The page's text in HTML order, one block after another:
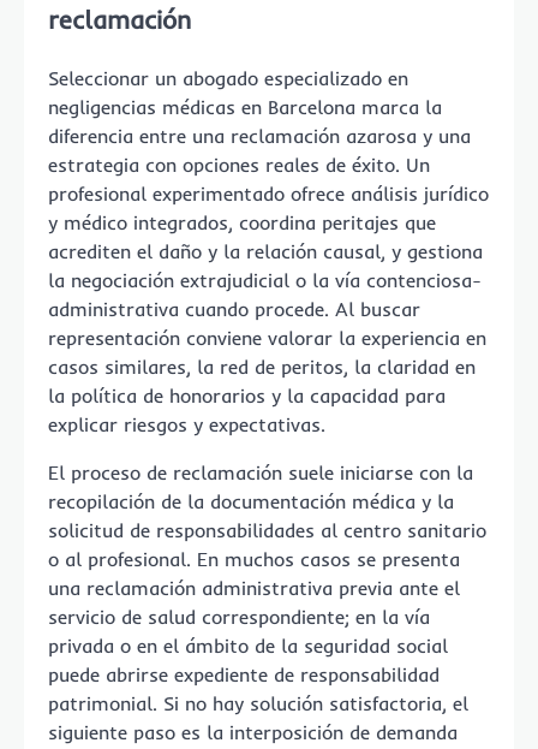
reclamación
Seleccionar un abogado especializado en
negligencias médicas en Barcelona marca la
diferencia entre una reclamación azarosa y una
estrategia con opciones reales de éxito. Un
profesional experimentado ofrece análisis jurídico
y médico integrados, coordina peritajes que
acrediten el daño y la relación causal, y gestiona
la negociación extrajudicial o la vía contenciosa-
administrativa cuando procede. Al buscar
representación conviene valorar la experiencia en
casos similares, la red de peritos, la claridad en
la política de honorarios y la capacidad para
explicar riesgos y expectativas.
El proceso de reclamación suele iniciarse con la
recopilación de la documentación médica y la
solicitud de responsabilidades al centro sanitario
o al profesional. En muchos casos se presenta
una reclamación administrativa previa ante el
servicio de salud correspondiente; en la vía
privada o en el ámbito de la seguridad social
puede abrirse expediente de responsabilidad
patrimonial. Si no hay solución satisfactoria, el
siguiente paso es la interposición de demanda